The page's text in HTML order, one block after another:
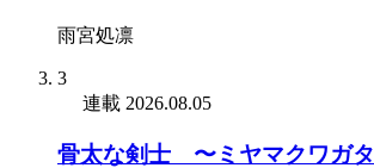
雨宮処凛
3
連載 2026.08.05
骨太な剣士 〜ミヤマクワガタ